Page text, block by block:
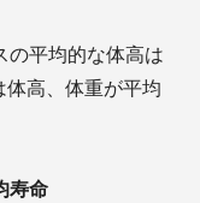
の平均的な体高は
高、体重が平均
寿命